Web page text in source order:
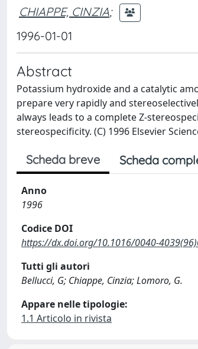
CHIAPPE, CINZIA;
1996-01-01
Abstract
Potassium hydroxide and a catalytic
prepare very rapidly and
always leads to a complete Z-
stereospecificity. (C) 1996 Elsevier
Scheda breve Scheda
Anno
1996
Codice DOI
https://dx.doi.org/10.1016/0040-
Tutti gli autori
Bellucci, G; Chiappe, Cinzia; Lomoro, G.
Appare nelle tipologie:
1.1 Articolo in rivista